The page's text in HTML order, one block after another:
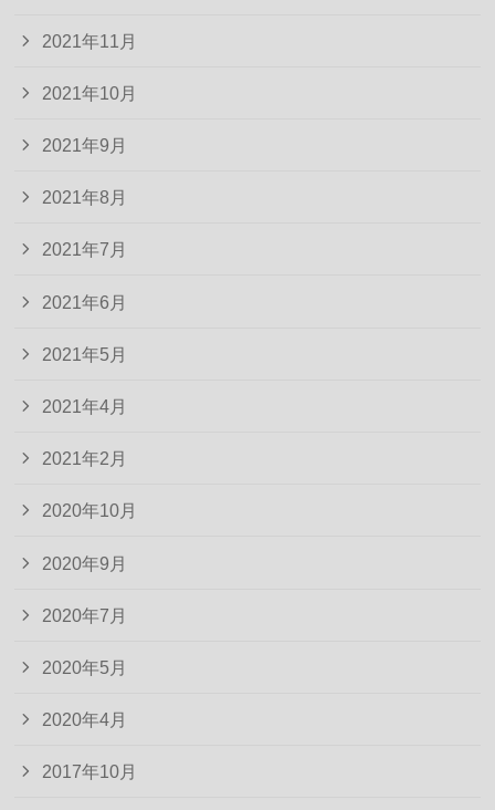
2021年11月
2021年10月
2021年9月
2021年8月
2021年7月
2021年6月
2021年5月
2021年4月
2021年2月
2020年10月
2020年9月
2020年7月
2020年5月
2020年4月
2017年10月